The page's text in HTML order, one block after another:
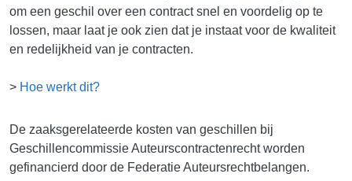
om een geschil over een contract snel en voordelig op te
lossen, maar laat je ook zien dat je instaat voor de kwaliteit
en redelijkheid van je contracten.
> Hoe werkt dit?
De zaaksgerelateerde kosten van geschillen bij
Geschillencommissie Auteurscontractenrecht worden
gefinancierd door de Federatie Auteursrechtbelangen.